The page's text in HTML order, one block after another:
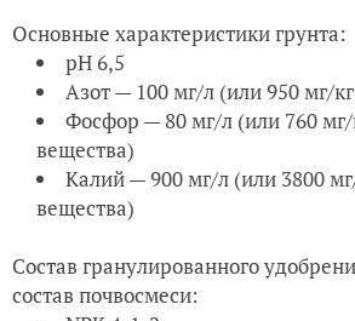
Основные характеристики грунта:
pH 6,5
Азот — 100 мг/л (или 950 мг/
Фосфор — 80 мг/л (или 760 мг/
вещества)
Калий — 900 мг/л (или 3800
вещества)
Состав гранулированного
состав почвосмеси: